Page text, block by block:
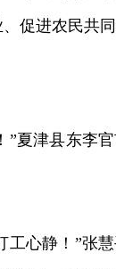
促进农民共同
夏津县东李官
心静！”张慧